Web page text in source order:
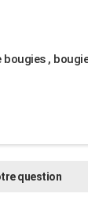
,
question